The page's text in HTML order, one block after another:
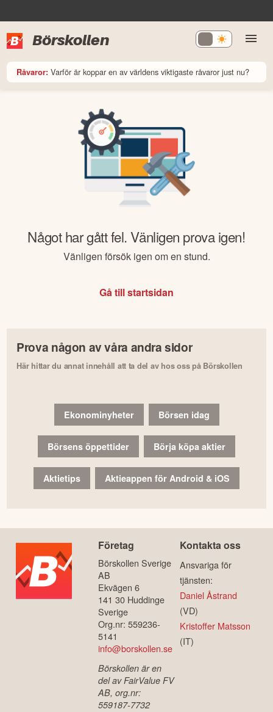
Börskollen
Råvaror: Varför är koppar en av världens viktigaste råvaror just nu?
Något har gått fel. Vänligen prova igen!
Vänligen försök igen om en stund.
Gå till startsidan
Prova någon av våra andra sidor
Här hittar du annat innehåll att ta del av hos oss på Börskollen
Ekonominyheter Börsen idag
Börsens öppettider Börja köpa aktier
Aktietips Aktieappen för Android & iOS
Företag
Börskollen Sverige
AB
Ekvägen 6
141 30 Huddinge
Sverige
Org.nr: 559236-
5141
info@borskollen.se
Börskollen är en
del av FairValue FV
AB, org.nr:
559187-7732
Kontakta oss
Ansvariga för
tjänsten:
Daniel Åstrand
(VD)
Kristoffer Matsson
(IT)